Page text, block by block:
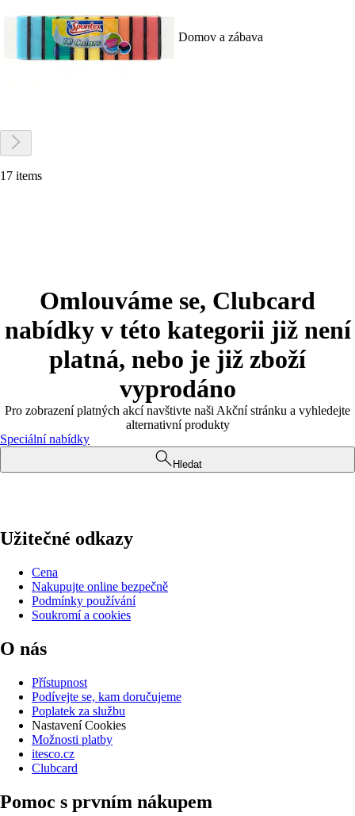
Domov a zábava
17 items
Omlouváme se, Clubcard
nabídky v této kategorii již není
platná, nebo je již zboží
vyprodáno
Pro zobrazení platných akcí navštivte naši Akční stránku a vyhledejte
alternativní produkty
Speciální nabídky
Hledat
Užitečné odkazy
Cena
Nakupujte online bezpečně
Podmínky používání
Soukromí a cookies
O nás
Přístupnost
Podívejte se, kam doručujeme
Poplatek za službu
Nastavení Cookies
Možnosti platby
itesco.cz
Clubcard
Pomoc s prvním nákupem